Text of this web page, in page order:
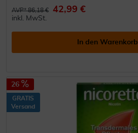
AVP* 86,18 € 42,99 €
inkl. MwSt.
In den Warenkorb
26
GRATIS
Versand